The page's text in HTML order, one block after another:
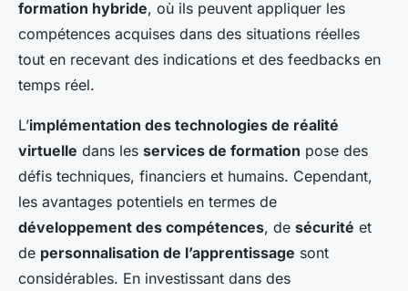
formation hybride, où ils peuvent appliquer les
compétences acquises dans des situations réelles
tout en recevant des indications et des feedbacks en
temps réel.
L’implémentation des technologies de réalité
virtuelle dans les services de formation pose des
défis techniques, financiers et humains. Cependant,
les avantages potentiels en termes de
développement des compétences, de sécurité et
de personnalisation de l’apprentissage sont
considérables. En investissant dans des